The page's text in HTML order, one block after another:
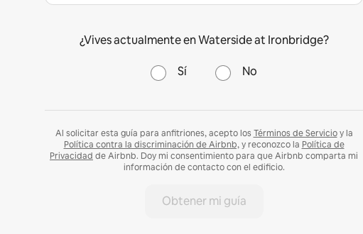
¿Vives actualmente en Waterside at Ironbridge?
Sí No
Al solicitar esta guía para anfitriones, acepto los Términos de Servicioy la
Política contra la discriminación de Airbnb,y reconozco la Política de
Privacidad de Airbnb. Doy mi consentimiento para que Airbnb comparta mi
información de contacto con el edificio.
Obtener mi guía